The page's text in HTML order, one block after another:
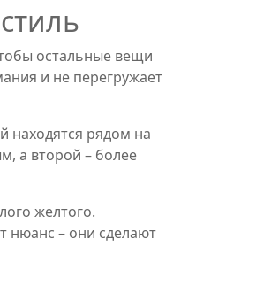
остальные вещи
и не перегружает
находятся рядом на
а второй – более
желтого.
нюанс – они сделают